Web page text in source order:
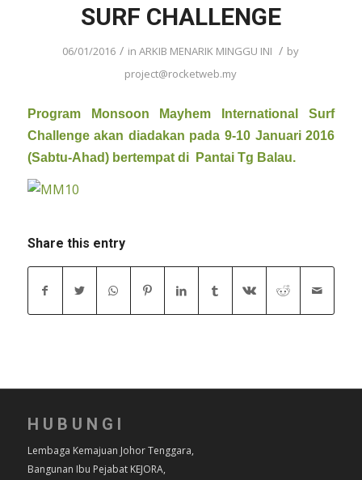
SURF CHALLENGE
06/01/2016 / inARKIB MENARIK MINGGU INI / by
project@rocketweb.my
Program Monsoon Mayhem International Surf
Challenge akan diadakan pada 9-10 Januari 2016
(Sabtu-Ahad) bertempat di Pantai Tg Balau.
Share this entry
HUBUNGI
Lembaga Kemajuan Johor Tenggara,
Bangunan Ibu Pejabat KEJORA,